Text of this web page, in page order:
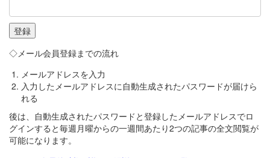
◇メール会員登録までの流れ
メールアドレスを入力
入力したメールアドレスに自動生成されたパスワードが届けら
れる
後は、自動生成されたパスワードと登録したメールアドレスでロ
グインすると毎週月曜からの一週間あたり2つの記事の全文閲覧が
可能になります。